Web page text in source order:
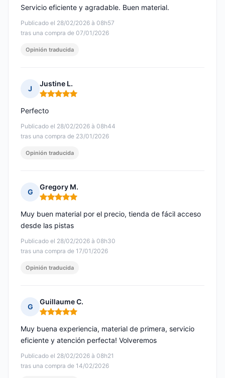
Publicado el 28/02/2026 à 08h57
tras una compra de 07/01/2026
Servicio eficiente y agradable. Buen material.
Opinión traducida
J
Justine L.
Nota: 5 de 5
Publicado el 28/02/2026 à 08h44
tras una compra de 23/01/2026
Perfecto
Opinión traducida
G
Gregory M.
Nota: 5 de 5
Publicado el 28/02/2026 à 08h30
tras una compra de 17/01/2026
Muy buen material por el precio, tienda de fácil acceso
desde las pistas
Opinión traducida
G
Guillaume C.
Nota: 5 de 5
Publicado el 28/02/2026 à 08h21
tras una compra de 14/02/2026
Muy buena experiencia, material de primera, servicio
eficiente y atención perfecta! Volveremos